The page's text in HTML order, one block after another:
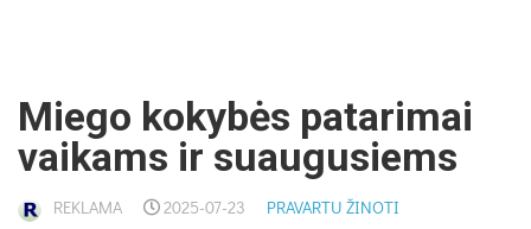
Miego kokybės patarimai
vaikams ir suaugusiems
REKLAMA 2025-07-23 PRAVARTU ŽINOTI